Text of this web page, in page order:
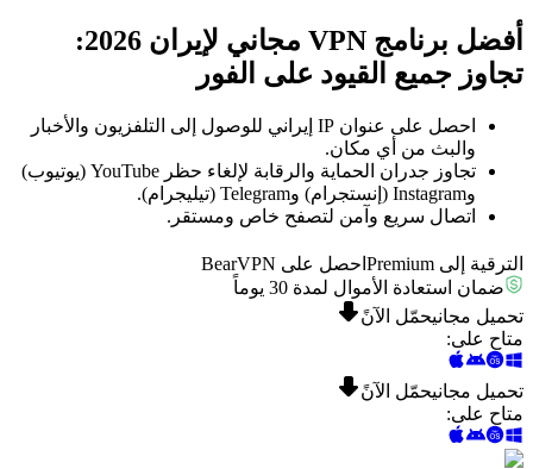
أفضل برنامج VPN مجاني لإيران 2026:
تجاوز جميع القيود على الفور
احصل على عنوان IP إيراني للوصول إلى التلفزيون والأخبار
والبث من أي مكان.
تجاوز جدران الحماية والرقابة لإلغاء حظر YouTube (يوتيوب)
وInstagram (إنستجرام) وTelegram (تيليجرام).
اتصال سريع وآمن لتصفح خاص ومستقر.
الترقية إلى Premium
احصل على BearVPN
ضمان استعادة الأموال لمدة 30 يوماً
تحميل مجانيحمّل الآنً
متاح على:
تحميل مجانيحمّل الآنً
متاح على: